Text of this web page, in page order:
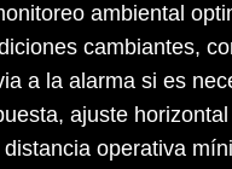
ambiental
cambiantes,
a la alarma si es
ajuste
distancia operativa